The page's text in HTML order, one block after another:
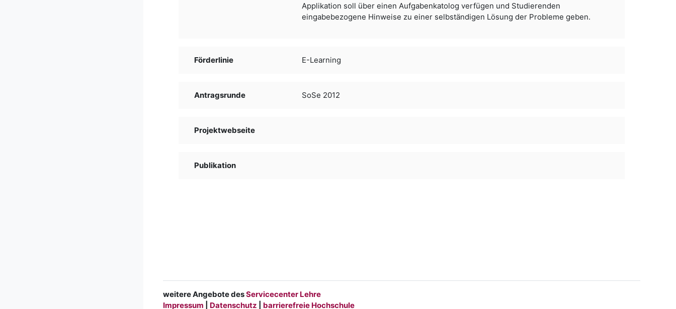
Applikation soll über einen Aufgabenkatolog verfügen und Studierenden
eingabebezogene Hinweise zu einer selbständigen Lösung der Probleme geben.
Förderlinie E-Learning
Antragsrunde SoSe 2012
Projektwebseite
Publikation
weitere Angebote desServicecenter Lehre
Impressum
Datenschutz barrierefreie Hochschule